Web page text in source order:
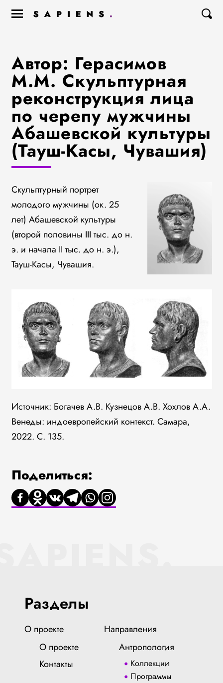
Автор: Герасимов
М.М. Скульптурная
реконструкция лица
по черепу мужчины
Абашевской культуры
(Тауш-Касы, Чувашия)
Скульптурный портрет
молодого мужчины (ок. 25
лет) Абашевской культуры
(второй половины III тыс. до н.
э. и начала II тыс. до н. э.),
Тауш-Касы, Чувашия.
Источник: Богачев А.В. Кузнецов А.В. Хохлов А.А.
Венеды: индоевропейский контекст. Самара,
2022. С. 135.
Поделиться:
Разделы
О проекте
О проекте
Контакты
Направления
Антропология
Коллекции
Программы